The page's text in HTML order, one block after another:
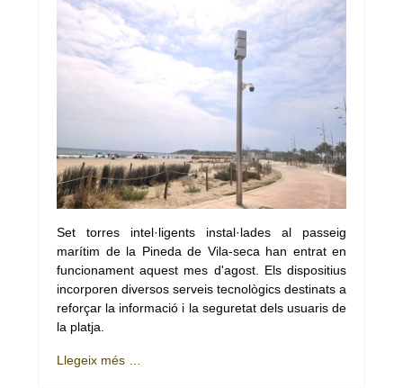
Set torres intel·ligents instal·lades al passeig
marítim de la Pineda de Vila-seca han entrat en
funcionament aquest mes d'agost. Els dispositius
incorporen diversos serveis tecnològics destinats a
reforçar la informació i la seguretat dels usuaris de
la platja.
Llegeix més …